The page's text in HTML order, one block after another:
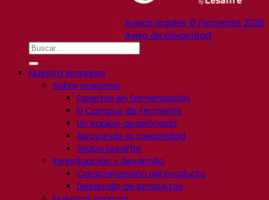
Avisos legales © Fermentis 2026
Aviso de privacidad
Nuestra empresa
Sobre nosotros
Expertos en fermentación
El Campus de Fermentis
Un equipo apasionado
Apoyando la creatividad
Grupo Lesaffre
Investigación y desarrollo
Caracterización del producto
Desarrollo de productos